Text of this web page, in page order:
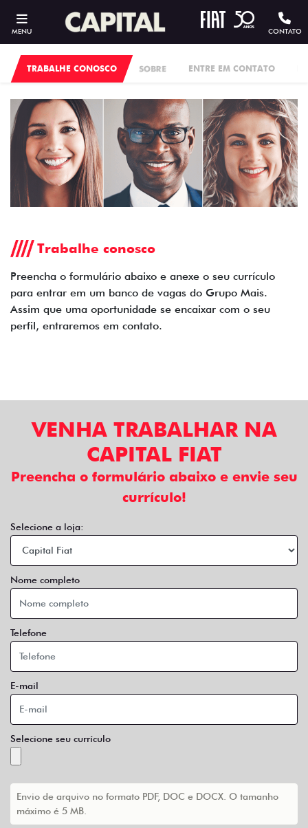
MENU CONTATO
SOBRE ENTRE EM CONTATO
TRABALHE CONOSCO
Trabalhe conosco
Preencha o formulário abaixo e anexe o seu currículo
para entrar em um banco de vagas do Grupo Mais.
Assim que uma oportunidade se encaixar com o seu
perfil, entraremos em contato.
VENHA TRABALHAR NA
CAPITAL FIAT
Preencha o formulário abaixo e envie seu
currículo!
Selecione a loja:
Nome completo
Telefone
E-mail
Selecione seu currículo
Envio de arquivo no formato PDF, DOC e DOCX. O tamanho
máximo é 5 MB.